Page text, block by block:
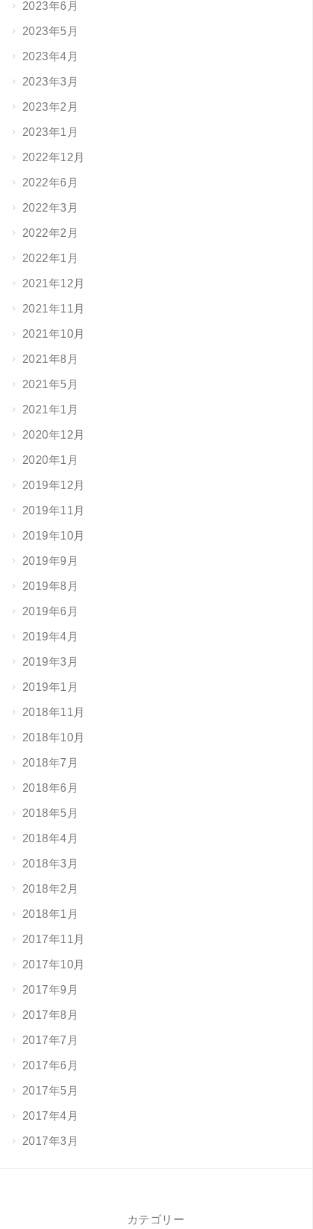
2023年6月
2023年5月
2023年4月
2023年3月
2023年2月
2023年1月
2022年12月
2022年6月
2022年3月
2022年2月
2022年1月
2021年12月
2021年11月
2021年10月
2021年8月
2021年5月
2021年1月
2020年12月
2020年1月
2019年12月
2019年11月
2019年10月
2019年9月
2019年8月
2019年6月
2019年4月
2019年3月
2019年1月
2018年11月
2018年10月
2018年7月
2018年6月
2018年5月
2018年4月
2018年3月
2018年2月
2018年1月
2017年11月
2017年10月
2017年9月
2017年8月
2017年7月
2017年6月
2017年5月
2017年4月
2017年3月
カテゴリー